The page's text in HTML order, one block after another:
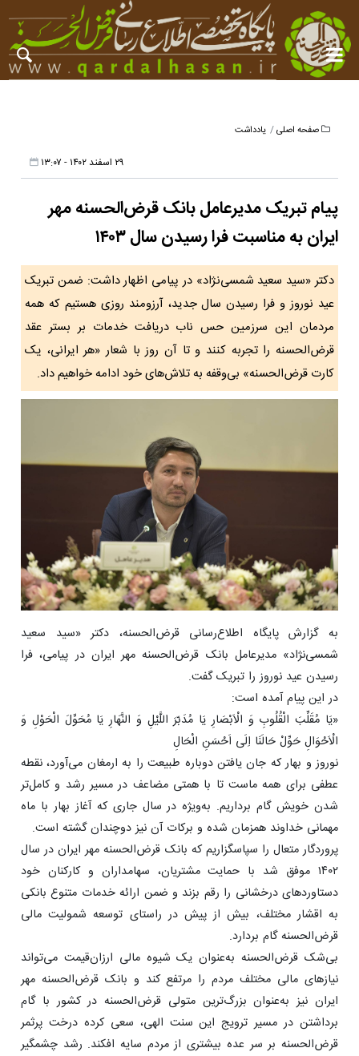
صفحه اصلی یادداشت
۲۹ اسفند ۱۴۰۲ - ۱۳:۰۷
پیام تبریک مدیرعامل بانک قرض‌الحسنه مهر
ایران به مناسبت فرا رسیدن سال ۱۴۰۳
دکتر «سید سعید شمسی‌نژاد» در پیامی اظهار داشت: ضمن تبریک
عید نوروز و فرا رسیدن سال جدید، آرزومند روزی هستیم که همه
مردمان این سرزمین حس ناب دریافت خدمات بر بستر عقد
قرض‌الحسنه را تجربه کنند و تا آن روز با شعار «هر ایرانی، یک
کارت قرض‌الحسنه» بی‌وقفه به تلاش‌های خود ادامه خواهیم داد.
به گزارش پایگاه اطلاع‌رسانی قرض‌الحسنه، دکتر «سید سعید
شمسی‌نژاد» مدیرعامل بانک قرض‌الحسنه مهر ایران در پیامی، فرا
رسیدن عید نوروز را تبریک گفت.
در این پیام آمده است:
«یَا مُقَلِّبَ الْقُلُوبِ وَ الْاَبْصَارِ یَا مُدَبّرَ اللَّیْلِ وَ النَّهَارِ یَا مُحَوِّلَ الْحَوْلِ وَ
الْاَحْوَالِ حَوِّلْ حَالَنَا اِلَی اَحْسَنِ الْحَالِ
نوروز و بهار که جان یافتن دوباره طبیعت را به ارمغان می‌آورد، نقطه
عطفی برای همه ماست تا با همتی مضاعف در مسیر رشد و کامل‌تر
شدن خویش گام برداریم. به‌ویژه در سال جاری که آغاز بهار با ماه
مهمانی خداوند همزمان شده و برکات آن نیز دوچندان گشته است.
پروردگار متعال را سپاسگزاریم که بانک قرض‌الحسنه مهر ایران در سال
۱۴۰۲ موفق شد با حمایت مشتریان، سهامداران و کارکنان خود
دستاوردهای درخشانی را رقم بزند و ضمن ارائه خدمات متنوع بانکی
به اقشار مختلف، بیش از پیش در راستای توسعه شمولیت مالی
قرض‌الحسنه گام بردارد.
بی‌شک قرض‌الحسنه به‌عنوان یک شیوه مالی ارزان‌قیمت می‌تواند
نیازهای مالی مختلف مردم را مرتفع کند و بانک قرض‌الحسنه مهر
ایران نیز به‌عنوان بزرگ‌ترین متولی قرض‌الحسنه در کشور با گام
برداشتن در مسیر ترویج این سنت الهی، سعی کرده درخت پرثمر
قرض‌الحسنه بر سر عده بیشتری از مردم سایه افکند. رشد چشمگیر